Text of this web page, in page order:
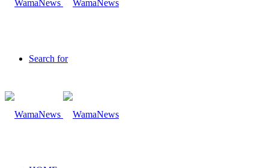
Search for